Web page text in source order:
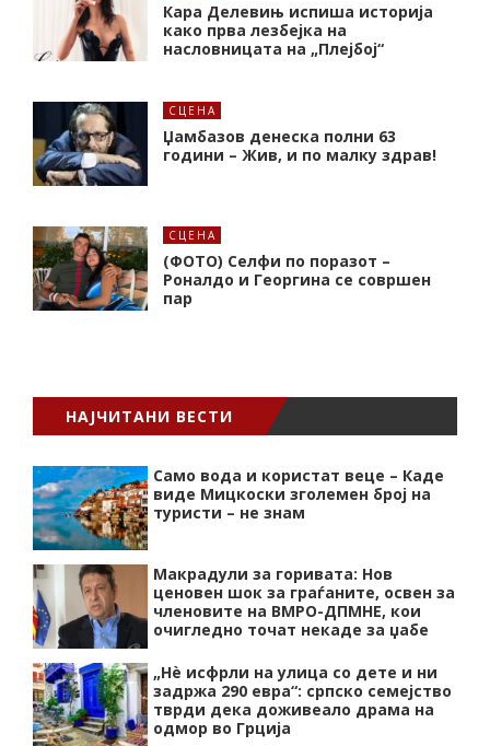
Кара Делевињ испиша историја
како прва лезбејка на
насловницата на „Плејбој“
СЦЕНА
Џамбазов денеска полни 63
години – Жив, и по малку здрав!
СЦЕНА
(ФОТО) Селфи по поразот –
Роналдо и Георгина се совршен
пар
НАЈЧИТАНИ ВЕСТИ
Само вода и користат веце – Каде
виде Мицкоски зголемен број на
туристи – не знам
Макрадули за горивата: Нов
ценовен шок за граѓаните, освен за
членовите на ВМРО-ДПМНЕ, кои
очигледно точат некаде за џабе
„Нѐ исфрли на улица со дете и ни
задржа 290 евра“: српско семејство
тврди дека доживеало драма на
одмор во Грција